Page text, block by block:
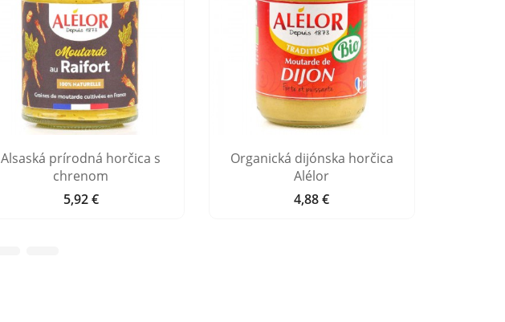
Alsaská prírodná horčica s
chrenom
Cena
5,92 €
Organická dijónska horčica
Alélor
Cena
4,88 €